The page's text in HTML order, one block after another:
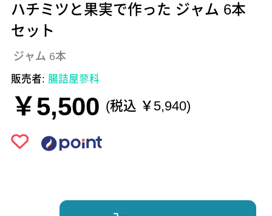
ハチミツと果実で作った ジャム 6本
セット
ジャム 6本
販売者: 腸詰屋蓼科
￥5,500 (税込 ￥5,940)